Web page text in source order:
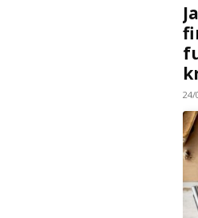
24/